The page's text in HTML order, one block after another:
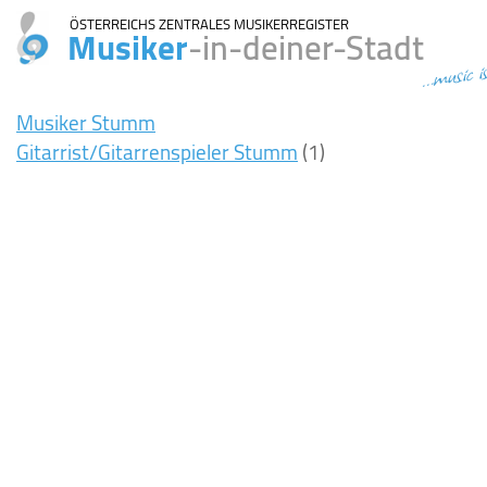
ÖSTERREICHS ZENTRALES MUSIKERREGISTER
Musiker-in-deiner-Stadt...music
Musiker Stumm
Gitarrist/Gitarrenspieler Stumm(1)